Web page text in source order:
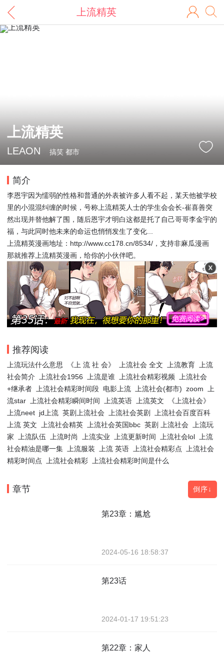
上流精英
上流精英
LEAON 搞笑 都市
简介
李恩宇因为懦弱的性格和普通的外表被许多人看不起，某天他被学校
里的小混混纠缠的时候，号称上流精英人士的学生会会长-崔喜善突
然出现并替他解了围，随后恩宇才明白这都是托了自己哥哥李金宇的
福，与此同时他未来的命运也悄悄发生了变化...
上流精英漫画地址：http://www.cc178.cn/8534/，支持非麻瓜漫画
那就推荐上流精英漫画，给你的小伙伴吧。
推荐阅读
上流玩法什么意思 《上 流 社 会》 上流社会 全文 上流教育
上流
社会简介
上流社会1956 上流是谁 上流社会精彩视频
上流社会
+继承者
上流社会精彩时间段 电影上流 上流社会(都市) zoom
上
流star
上流社会精彩瞬间时间 上流英语 上流英文
《上流社会》
上流neet jd上流 英剧上流社会 上流社会英剧
上流社会百度百科
上流 英文
上流社会精英 上流社会英国bbc 英剧 上流社会
上流玩
家
上流队伍 上流时尚 上流实业 上流更新时间 上流社会lol
上流
社会精油是哪一集
上流服装 上流 英语 上流社会精彩点
上流社会
精彩时间点
上流社会精彩 上流社会精彩时间是什么
章节 倒序↓
第23章：尴尬
2024-05-16 18:58:37
第23话
2024-01-17 19:51:23
第22章：家人